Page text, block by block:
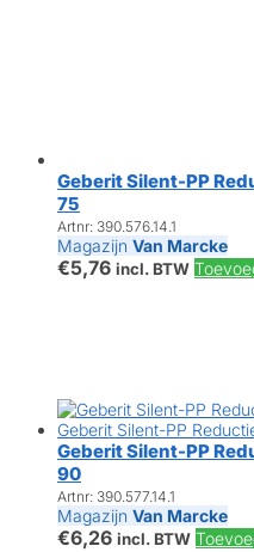
Geberit Silent-PP
75
Artnr: 390.576.14.1
Magazijn Van Marcke
€5,76 incl. BTW
Geberit Silent-PP
90
Artnr: 390.577.14.1
Magazijn Van Marcke
€6,26 incl. BTW